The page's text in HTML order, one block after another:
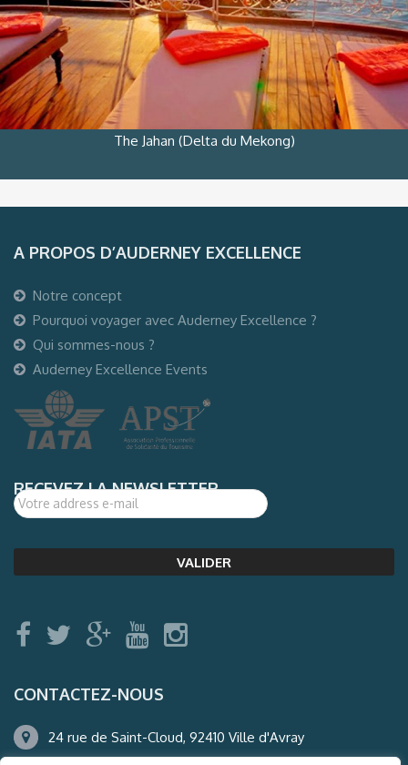
The Jahan (Delta du Mekong)
A PROPOS D’AUDERNEY EXCELLENCE
Notre concept
Pourquoi voyager avec Auderney Excellence ?
Qui sommes-nous ?
Auderney Excellence Events
RECEVEZ LA NEWSLETTER
CONTACTEZ-NOUS
24 rue de Saint-Cloud, 92410 Ville d'Avray